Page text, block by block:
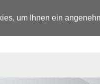
um Ihnen ein